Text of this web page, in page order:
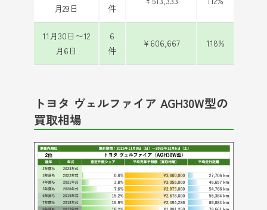
月29日 件
11月30日〜12
月6日
6
件
¥606,667 118%
トヨタ ヴェルファイア AGH30W型の
買取相場